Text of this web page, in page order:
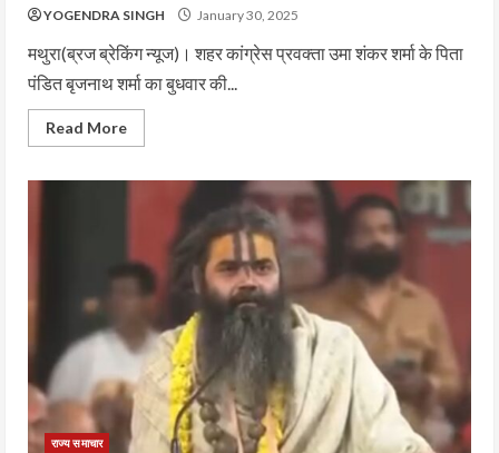
YOGENDRA SINGH January 30, 2025
मथुरा(ब्रज ब्रेकिंग न्यूज)। शहर कांग्रेस प्रवक्ता उमा शंकर शर्मा के पिता
पंडित बृजनाथ शर्मा का बुधवार की...
Read More
राज्य समाचार